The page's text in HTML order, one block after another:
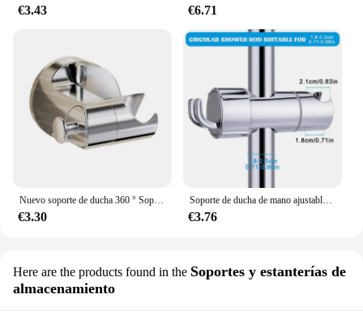
€3.43 €6.71
€3.30
Soporte de ducha de mano ajustable ABS sin perforaciones cabezal de ducha montado en la pared soporte de asiento de baño
€3.76
Here are the products found in the Soportes y estanterías de
almacenamiento